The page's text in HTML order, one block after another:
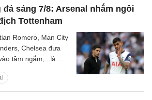
sáng 7/8: Arsenal nhắm ngôi
Tottenham
Romero, Man City
Chelsea đưa
tầm ngắm,...là
7.